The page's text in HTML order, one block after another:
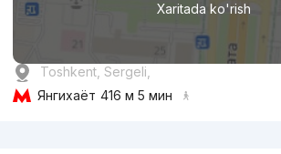
Xaritada ko'rish
Toshkent, Sergeli,
Янгихаёт 416 м 5 мин